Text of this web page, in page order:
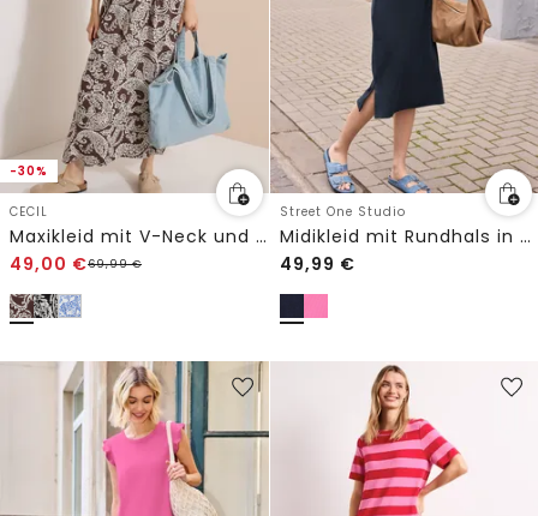
-30%
CECIL
Maxikleid mit V-Neck und Print
49,00 €69,99€
Street One Studio
Midikleid mit Rundhals in Unifarbe
49,99 €